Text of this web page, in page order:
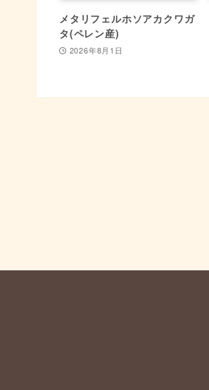
メタリフェルホソアカクワガ
タ(ペレン産)
2026年8月1日